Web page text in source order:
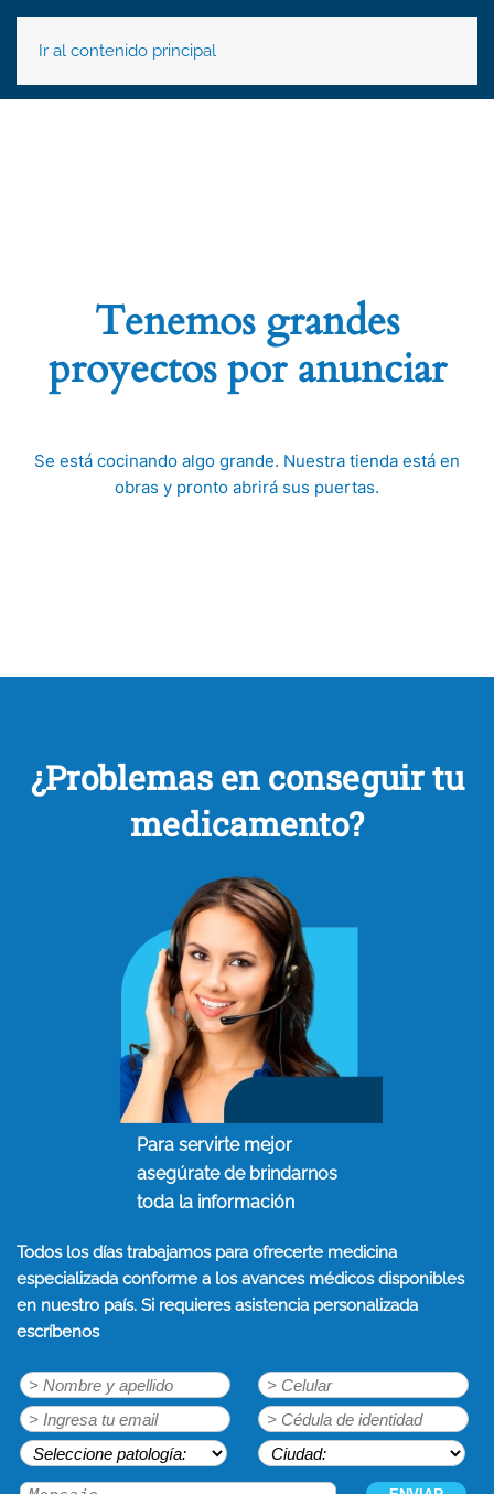
Ir al contenido principal
Tenemos grandes
proyectos por anunciar
Se está cocinando algo grande. Nuestra tienda está en
obras y pronto abrirá sus puertas.
¿Problemas en conseguir tu
medicamento?
Para servirte mejor
asegúrate de brindarnos
toda la información
Todos los días trabajamos para ofrecerte medicina
especializada conforme a los avances médicos disponibles
en nuestro país. Si requieres asistencia personalizada
escríbenos